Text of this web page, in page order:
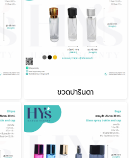
ขวดปารินดา